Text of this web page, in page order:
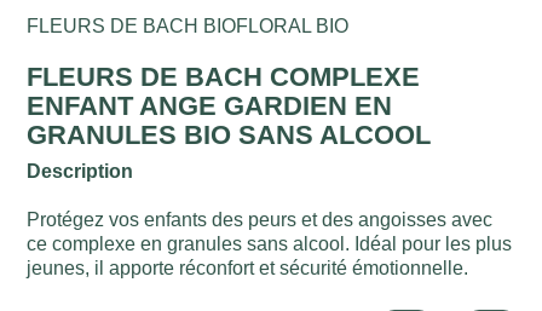
FLEURS DE BACH BIOFLORAL BIO
FLEURS DE BACH COMPLEXE
ENFANT ANGE GARDIEN EN
GRANULES BIO SANS ALCOOL
Description
Protégez vos enfants des peurs et des angoisses avec
ce complexe en granules sans alcool. Idéal pour les plus
jeunes, il apporte réconfort et sécurité émotionnelle.